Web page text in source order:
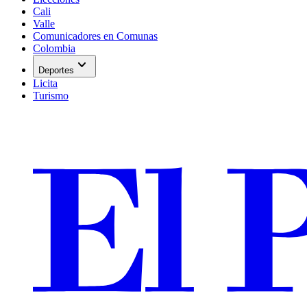
Cali
Valle
Comunicadores en Comunas
Colombia
Deportes expand_more
Licita
Turismo